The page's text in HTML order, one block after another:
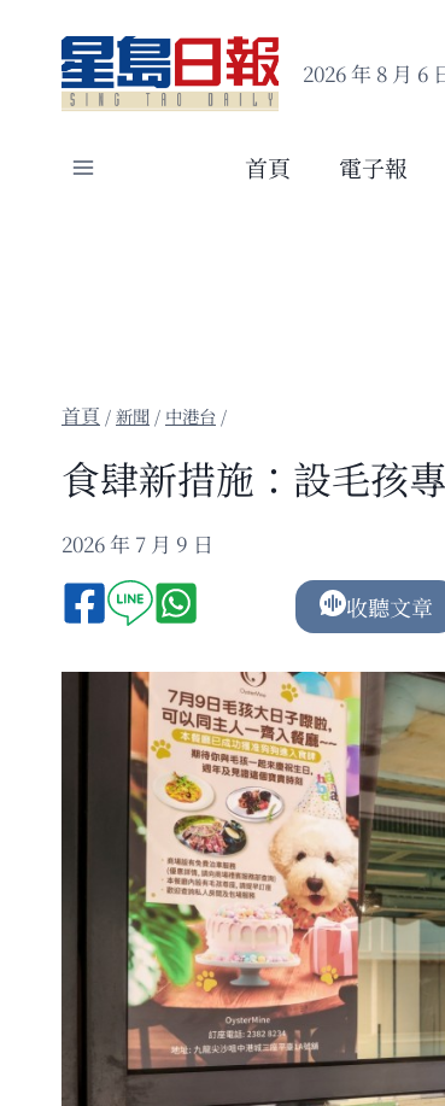
content
2026 年 8 月 6
首頁 電子報
/新聞 / 中港台 /
食肆新措施：設毛孩
2026 年 7 月 9 日
收聽文章